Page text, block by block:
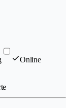
Online